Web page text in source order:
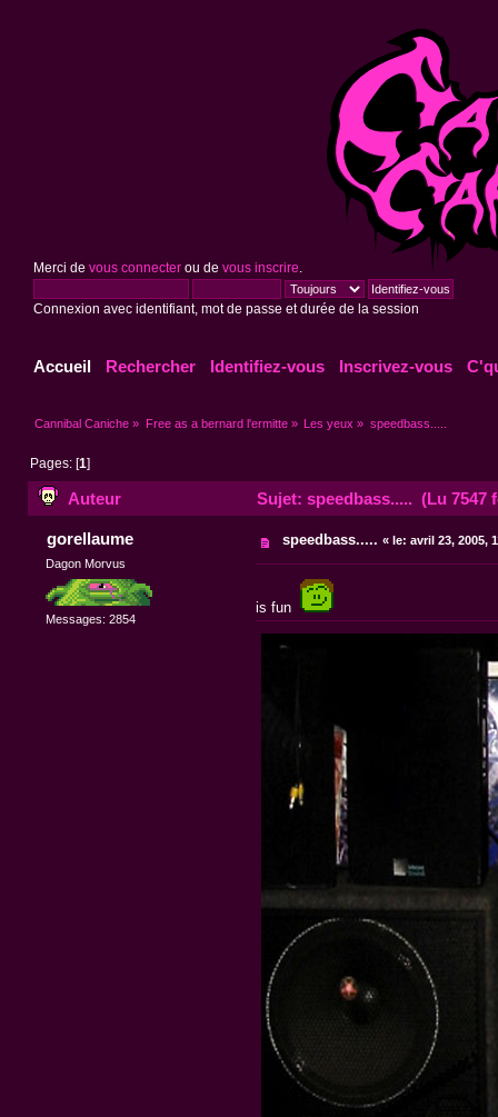
Merci de vous connecterou de vous inscrire
Connexion avec identifiant, mot de passe et durée de la session
Accueil Rechercher Identifiez-vous Inscrivez-vous
Cannibal Caniche » Free as a bernard l'ermitte» Les yeux » speedbass.....
Pages: [1]
Auteur Sujet: speedbass..... (Lu 7547
gorellaume
Dagon Morvus
Messages: 2854
speedbass..... «le: avril 23, 2005,
is fun